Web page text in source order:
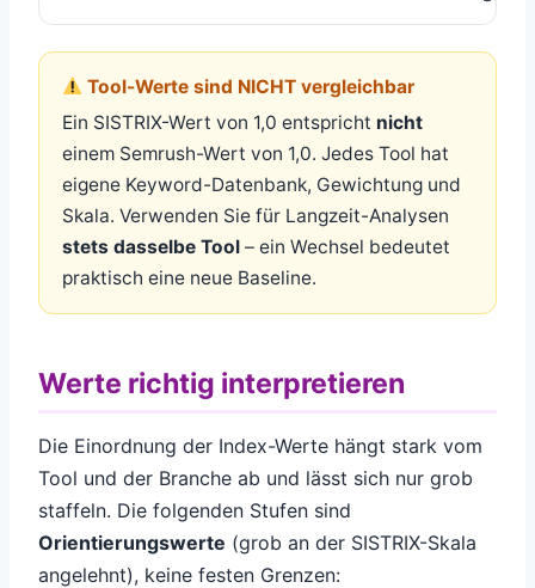
Tool-Werte sind NICHT vergleichbar
Ein SISTRIX-Wert von 1,0 entspricht nicht
einem Semrush-Wert von 1,0. Jedes Tool hat
eigene Keyword-Datenbank, Gewichtung und
Skala. Verwenden Sie für Langzeit-Analysen
stets dasselbe Tool– ein Wechsel bedeutet
praktisch eine neue Baseline.
Werte richtig interpretieren
Die Einordnung der Index-Werte hängt stark vom
Tool und der Branche ab und lässt sich nur grob
staffeln. Die folgenden Stufen sind
Orientierungswerte (grob an der SISTRIX-Skala
angelehnt), keine festen Grenzen: